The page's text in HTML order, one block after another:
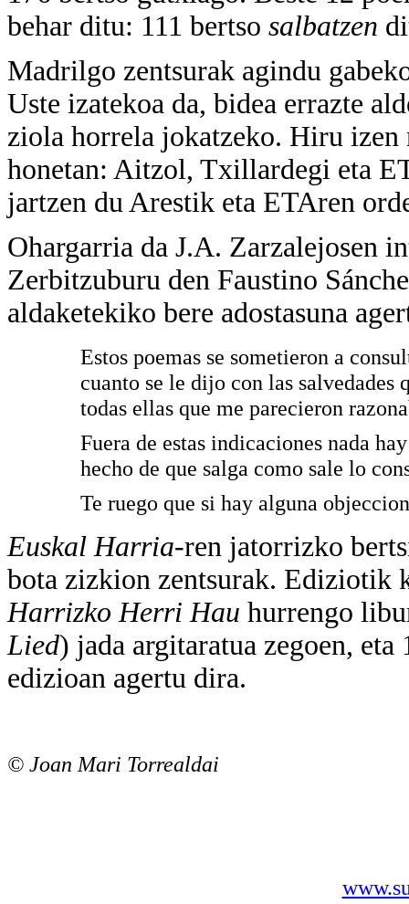
behar ditu: 111 bertso salbatzen
Madrilgo zentsurak agindu
Uste izatekoa da, bidea errazte
ziola horrela jokatzeko. Hiru izen
honetan: Aitzol, Txillardegi eta
jartzen du Arestik eta ETAren
Ohargarria da J.A. Zarzalejosen
Zerbitzuburu den Faustino
aldaketekiko bere adostasuna
Estos poemas se sometieron a
cuanto se le dijo con las salvedades
todas ellas que me parecieron
Fuera de estas indicaciones nada
hecho de que salga como sale lo
Te ruego que si hay alguna
Euskal Harria-ren jatorrizko
bota zizkion zentsurak. Ediziotik
Harrizko Herri Hau hurrengo
Lied) jada argitaratua zegoen,
edizioan agertu dira.
© Joan Mari Torrealdai